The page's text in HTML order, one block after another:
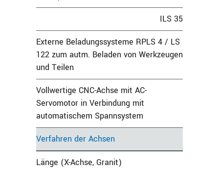
ILS 35
Externe Beladungssysteme RPLS 4 / LS
122 zum autm. Beladen von Werkzeugen
und Teilen
Vollwertige CNC-Achse mit AC-
Servomotor in Verbindung mit
automatischem Spannsystem
Verfahren der Achsen
Länge (X-Achse, Granit)